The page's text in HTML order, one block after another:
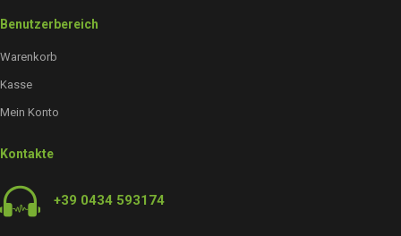
Benutzerbereich
Warenkorb
Kasse
Mein Konto
Kontakte
+39 0434 593174